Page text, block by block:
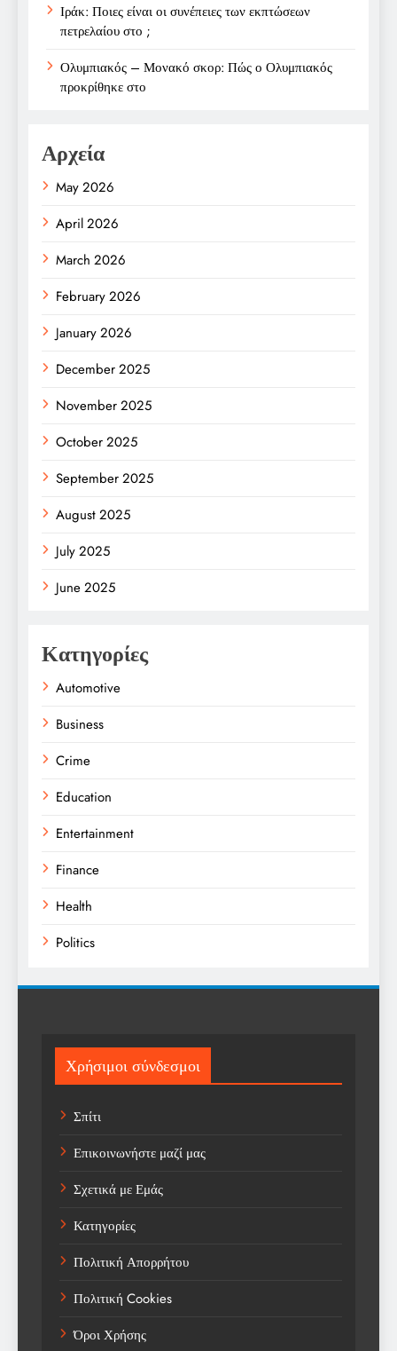
Ιράκ: Ποιες είναι οι συνέπειες των εκπτώσεων
πετρελαίου στο ;
Ολυμπιακός – Μονακό σκορ: Πώς ο Ολυμπιακός
προκρίθηκε στο
Αρχεία
May 2026
April 2026
March 2026
February 2026
January 2026
December 2025
November 2025
October 2025
September 2025
August 2025
July 2025
June 2025
Κατηγορίες
Automotive
Business
Crime
Education
Entertainment
Finance
Health
Politics
Sports
Technology
Trending
Weather
Αγορά
Αγορά Εργασίας
Αγροτικά Νέα
Αεροπορία
Αθλήματα
Χρήσιμοι σύνδεσμοι
Σπίτι
Επικοινωνήστε μαζί μας
Σχετικά με Εμάς
Κατηγορίες
Πολιτική Απορρήτου
Πολιτική Cookies
Όροι Χρήσης